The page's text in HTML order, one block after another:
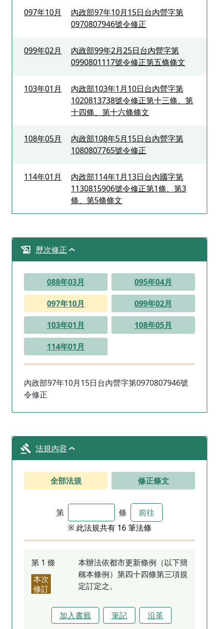
097年10月
內政部97年10月15日台內營字第
0970807946號令修正
099年02月
內政部99年2月25日台內營字第
0990801117號令修正第五條條文
103年01月
內政部103年1月10日台內營字第
1020813738號令修正第十三條、第
十四條、第十六條條文
108年05月
內政部108年5月15日台內營字第
1080807765號令修正
114年01月
內政部114年1月13日台內國字第
1130815906號令修正第1條、第3
條、第5條條文
歷次修正
088年03月
095年04月
097年10月
099年02月
103年01月
108年05月
114年01月
內政部97年10月15日台內營字第0970807946號
令修正
法規內容
全部法規 修正條文
第 條
前往
※ 此法規共有 16 筆法條
第 1 條
本次
修訂
本辦法依都市更新條例（以下簡
稱本條例）第四十四條第三項規
定訂定之。
加入書籤 筆記 沿革